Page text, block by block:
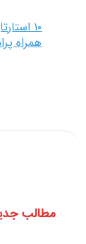
همراه
مطالب